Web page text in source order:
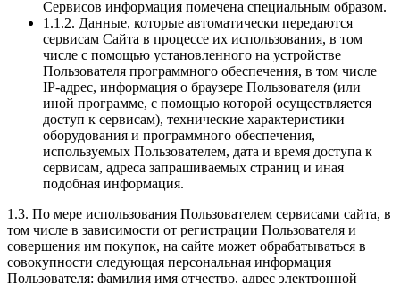
Сервисов информация помечена специальным образом.
1.1.2. Данные, которые автоматически передаются
сервисам Сайта в процессе их использования, в том
числе с помощью установленного на устройстве
Пользователя программного обеспечения, в том числе
IP-адрес, информация о браузере Пользователя (или
иной программе, с помощью которой осуществляется
доступ к сервисам), технические характеристики
оборудования и программного обеспечения,
используемых Пользователем, дата и время доступа к
сервисам, адреса запрашиваемых страниц и иная
подобная информация.
1.3. По мере использования Пользователем сервисами сайта, в
том числе в зависимости от регистрации Пользователя и
совершения им покупок, на сайте может обрабатываться в
совокупности следующая персональная информация
Пользователя: фамилия имя отчество, адрес электронной